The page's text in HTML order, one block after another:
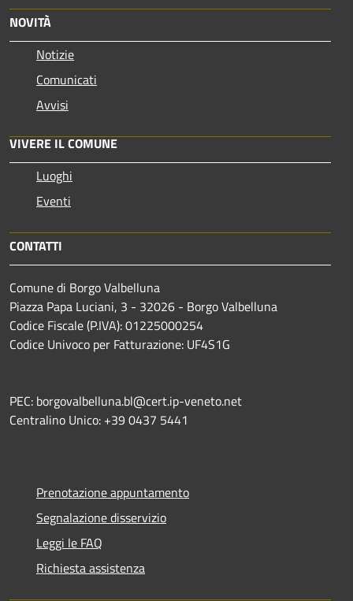
NOVITÀ
Notizie
Comunicati
Avvisi
VIVERE IL COMUNE
Luoghi
Eventi
CONTATTI
Comune di Borgo Valbelluna
Piazza Papa Luciani, 3 - 32026 - Borgo Valbelluna
Codice Fiscale (P.IVA): 01225000254
Codice Univoco per Fatturazione: UF4S1G
PEC: borgovalbelluna.bl@cert.ip-veneto.net
Centralino Unico: +39 0437 5441
Prenotazione appuntamento
Segnalazione disservizio
Leggi le FAQ
Richiesta assistenza